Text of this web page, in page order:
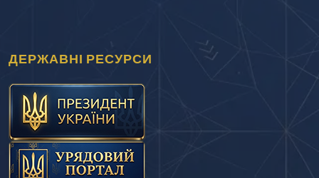
ДЕРЖАВНІ РЕСУРСИ